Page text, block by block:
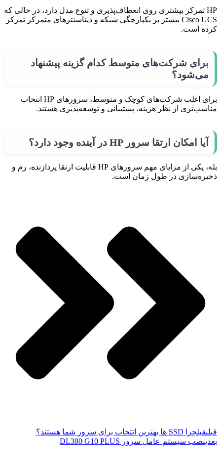
HP تمرکز بیشتری روی انعطاف‌پذیری و تنوع مدل دارد، در حالی که
Cisco UCS بیشتر بر یکپارچگی شبکه و دیتاسنترهای متمرکز تمرکز
کرده است.
برای شرکت‌های متوسط کدام گزینه پیشنهاد
می‌شود؟
برای اغلب شرکت‌های کوچک و متوسط، سرورهای HP انتخاب
مناسب‌تری از نظر هزینه، پشتیبانی و توسعه‌پذیری هستند.
آیا امکان ارتقا سرور HP در آینده وجود دارد؟
بله، یکی از مزایای مهم سرورهای HP قابلیت ارتقا پردازنده، رم و
ذخیره‌سازی در طول زمان است.
قبلیقبلچرا SSD‌ ها بهترین انتخاب برای سرور شما هستند؟
بعدینصب سیستم عامل سرور DL380 G10 PLUS